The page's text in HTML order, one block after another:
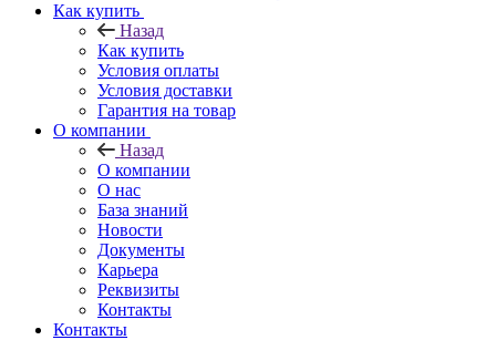
Как купить
Назад
Как купить
Условия оплаты
Условия доставки
Гарантия на товар
О компании
Назад
О компании
О нас
База знаний
Новости
Документы
Карьера
Реквизиты
Контакты
Контакты